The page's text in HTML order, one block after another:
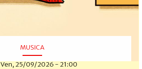
MUSICA
Ven, 25/09/2026 - 21:00